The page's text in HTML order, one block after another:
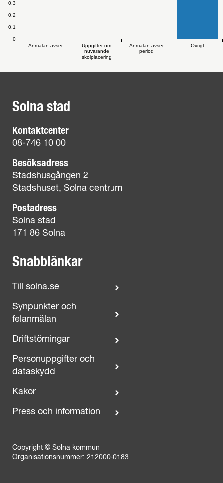
Anmälan avser
Uppgifter om
nuvarande
skolplacering
Anmälan avser
period
Övrigt
0
0.1
0.2
0.3
Solna stad
Kontaktcenter
08-746 10 00
Besöksadress
Stadshusgången 2
Stadshuset, Solna centrum
Postadress
Solna stad
171 86 Solna
Snabblänkar
Till solna.se
Synpunkter och
felanmälan
Driftstörningar
Personuppgifter och
dataskydd
Kakor
Press och information
Copyright © Solna kommun
Organisationsnummer: 212000-0183